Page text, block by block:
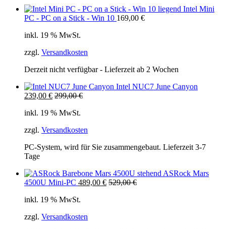
Intel Mini
PC - PC on a Stick - Win 10 169,00 €
inkl. 19 % MwSt.
zzgl. Versandkosten
Derzeit nicht verfügbar - Lieferzeit ab 2 Wochen
Intel NUC7 June Canyon
239,00 € 299,00€
inkl. 19 % MwSt.
zzgl. Versandkosten
PC-System, wird für Sie zusammengebaut. Lieferzeit 3-7
Tage
ASRock Mars
4500U Mini-PC 489,00 € 529,00€
inkl. 19 % MwSt.
zzgl. Versandkosten